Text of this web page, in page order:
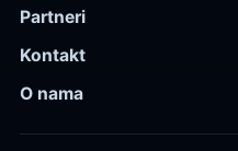
Partneri
Kontakt
O nama